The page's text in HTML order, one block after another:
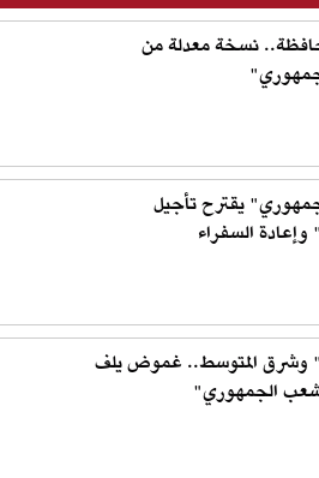
نسخة معدلة من
يقترح تأجيل
"إس-400" وشرق المتوسط.. غموض يلف
الجمهوري"